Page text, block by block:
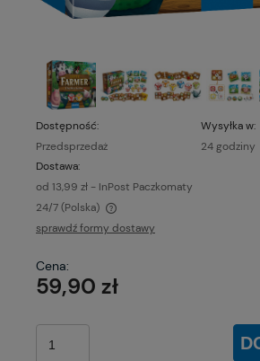
Dostępność:
Przedsprzedaż
Wysyłka w:
24 godziny
Dostawa:
od 13,99 zł - InPost Paczkomaty
24/7(Polska)
Cena nie zawiera ewentualnych
sprawdź formy dostawy
Cena:
59,90 zł